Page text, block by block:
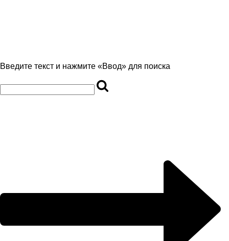
Введите текст и нажмите «Ввод» для поиска